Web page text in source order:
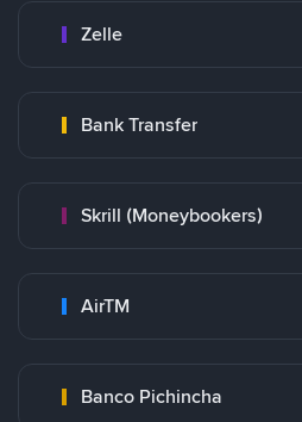
Zelle
Bank Transfer
Skrill (Moneybookers)
AirTM
Banco Pichincha